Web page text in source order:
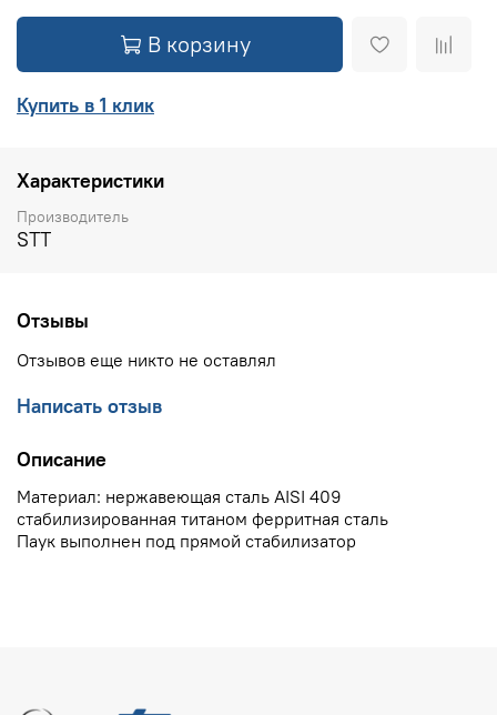
В корзину
Купить в 1 клик
Характеристики
Производитель
STT
Отзывы
Отзывов еще никто не оставлял
Написать отзыв
Описание
Материал: нержавеющая сталь AISI 409
стабилизированная титаном ферритная сталь
Паук выполнен под прямой стабилизатор